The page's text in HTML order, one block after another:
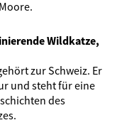
Wildkatze,
zur Schweiz. Er
und steht für eine
des